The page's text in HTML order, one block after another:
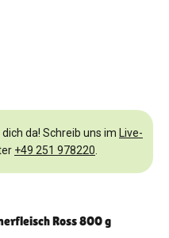
da! Schreib uns im Live-
+49 251 978220
Ross 800 g